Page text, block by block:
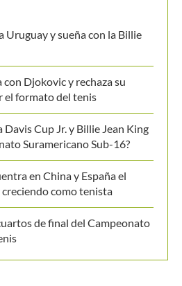
Uruguay y sueña con la Billie
con Djokovic y rechaza su
el formato del tenis
Davis Cup Jr. y Billie Jean King
Suramericano Sub-16?
en China y España el
como tenista
de final del Campeonato